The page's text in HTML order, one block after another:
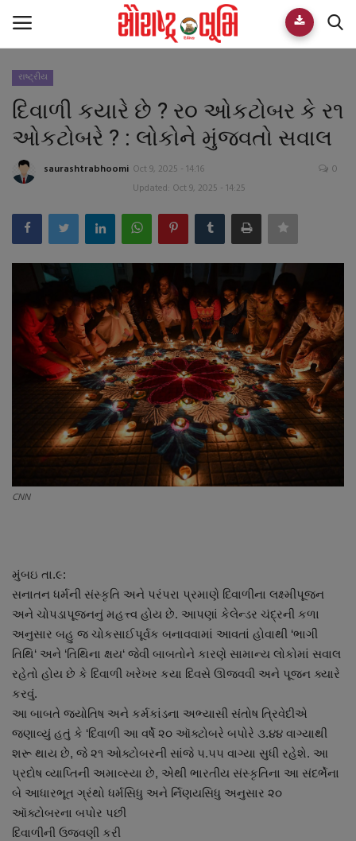
Home
E-paper
Videos
Live TV
Guest Author
About Author
Contact
Dipotsav Special
આંતરરાષ્ટ્રીય
ગુજરાત
જુનાગઢ
Support US
બજારના સમાચાર
નાણાંકીય સમાચાર
સ્થાનિક સમાચાર
સ્પોર્ટ્સ
રાષ્ટ્રીય
દિવાળી કયારે છે ? ર૦ ઓકટોબર કે ર૧
ઓકટોબરે ? : લોકોને મુંજવતો સવાલ
saurashtrabhoomi Oct 9, 2025 - 14:16
Updated: Oct 9, 2025 - 14:25
0
CNN
મુંબઇ તા.૯:
સનાતન ધર્મની સંસ્કૃતિ અને પરંપરા પ્રમાણે દિવાળીના લક્ષ્મીપૂજન
અને ચોપડાપૂજનનું મહત્ત્વ હોય છે. આપણાં કેલેન્ડર ચંદ્રની કળા
અનુસાર બહુ જ ચોકસાઈપૂર્વક બનાવવામાં આવતાં હોવાથી ‘ભાગી
તિથિ‘ અને ‘તિથિના ક્ષય‘ જેવી બાબતોને કારણે સામાન્ય લોકોમાં સવાલ
રહેતો હોય છે કે દિવાળી ખરેખર કયા દિવસે ઊજવવી અને પૂજન ક્યારે
કરવું.
આ બાબતે જ્યોતિષ અને કર્મકાંડના અભ્યાસી સંતોષ ત્રિવેદીએ
જણાવ્યું હતું કે ‘દિવાળી આ વર્ષે ૨૦ ઑક્ટોબરે બપોરે ૩.૪૪ વાગ્યાથી
શરૂ થાય છે, જે ૨૧ ઓક્ટોબરની સાંજે ૫.૫૫ વાગ્યા સુધી રહેશે. આ
પ્રદોષ વ્યાપ્તિની અમાવ્સ્યા છે, એથી ભારતીય સંસ્કૃતિના આ સંદર્ભેના
બે આધારભૂત ગ્રંથો ધર્મસિધુ અને ર્નિણયસિધુ અનુસાર ૨૦
ઑક્ટોબરના બપોર પછી
દિવાળીની ઉજવણી કરી